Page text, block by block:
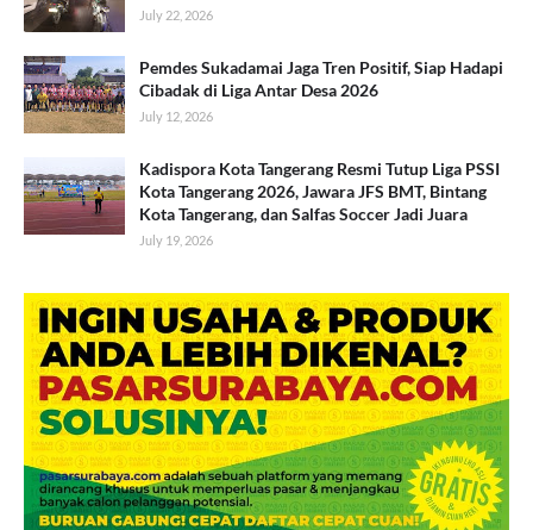
July 22, 2026
Pemdes Sukadamai Jaga Tren Positif, Siap Hadapi
Cibadak di Liga Antar Desa 2026
July 12, 2026
Kadispora Kota Tangerang Resmi Tutup Liga PSSI
Kota Tangerang 2026, Jawara JFS BMT, Bintang
Kota Tangerang, dan Salfas Soccer Jadi Juara
July 19, 2026